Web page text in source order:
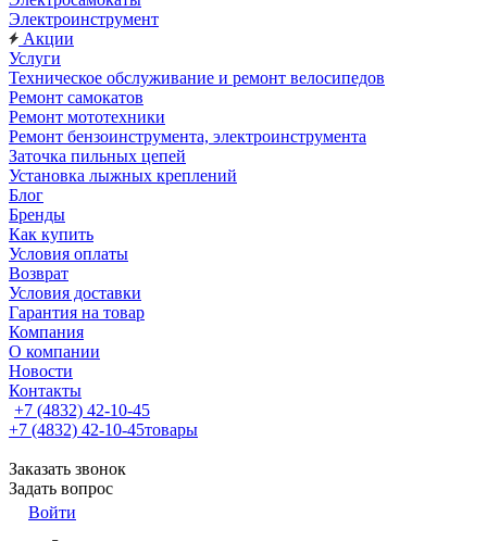
Электроинструмент
Акции
Услуги
Техническое обслуживание и ремонт велосипедов
Ремонт самокатов
Ремонт мототехники
Ремонт бензоинструмента, электроинструмента
Заточка пильных цепей
Установка лыжных креплений
Блог
Бренды
Как купить
Условия оплаты
Возврат
Условия доставки
Гарантия на товар
Компания
О компании
Новости
Контакты
+7 (4832) 42-10-45
+7 (4832) 42-10-45товары
Заказать звонок
Задать вопрос
Войти